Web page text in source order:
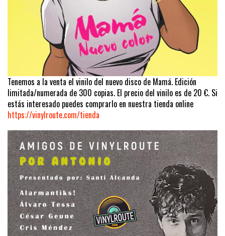
Tenemos a la venta el vinilo del nuevo disco de Mamá. Edición
limitada/numerada de 300 copias. El precio del vinilo es de 20 €. Si
estás interesado puedes comprarlo en nuestra tienda online
https://vinylroute.com/tienda